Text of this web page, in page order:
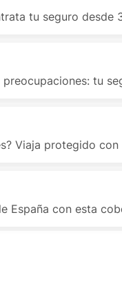
tu seguro desde
preocupaciones: tu
Viaja protegido
España con esta